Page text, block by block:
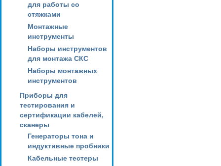
для работы со
стяжками
Монтажные
инструменты
Наборы инструментов
для монтажа СКС
Наборы монтажных
инструментов
Приборы для
тестирования и
сертификации кабелей,
сканеры
Генераторы тона и
индуктивные пробники
Кабельные тестеры